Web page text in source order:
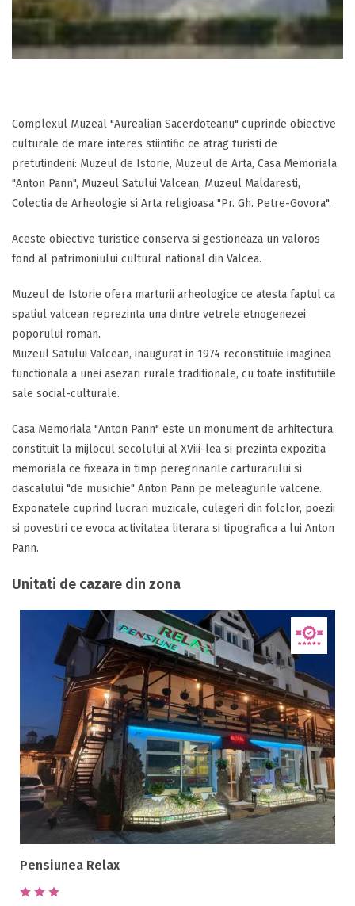
Complexul Muzeal "Aurealian Sacerdoteanu" cuprinde obiective
culturale de mare interes stiintific ce atrag turisti de
pretutindeni: Muzeul de Istorie, Muzeul de Arta, Casa Memoriala
"Anton Pann", Muzeul Satului Valcean, Muzeul Maldaresti,
Colectia de Arheologie si Arta religioasa "Pr. Gh. Petre-Govora".
Aceste obiective turistice conserva si gestioneaza un valoros
fond al patrimoniului cultural national din Valcea.
Muzeul de Istorie ofera marturii arheologice ce atesta faptul ca
spatiul valcean reprezinta una dintre vetrele etnogenezei
poporului roman.
Muzeul Satului Valcean, inaugurat in 1974 reconstituie imaginea
functionala a unei asezari rurale traditionale, cu toate institutiile
sale social-culturale.
Casa Memoriala "Anton Pann" este un monument de arhitectura,
constituit la mijlocul secolului al XViii-lea si prezinta expozitia
memoriala ce fixeaza in timp peregrinarile carturarului si
dascalului "de musichie" Anton Pann pe meleagurile valcene.
Exponatele cuprind lucrari muzicale, culegeri din folclor, poezii
si povestiri ce evoca activitatea literara si tipografica a lui Anton
Pann.
Unitati de cazare din zona
Pensiunea Relax